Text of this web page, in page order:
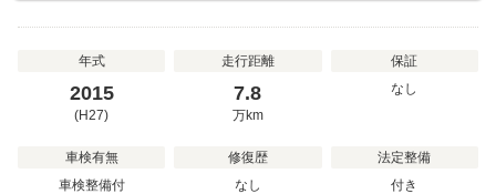
年式
2015
(H27)
走行距離
7.8
万km
保証
なし
車検有無
車検整備付
修復歴
なし
法定整備
付き